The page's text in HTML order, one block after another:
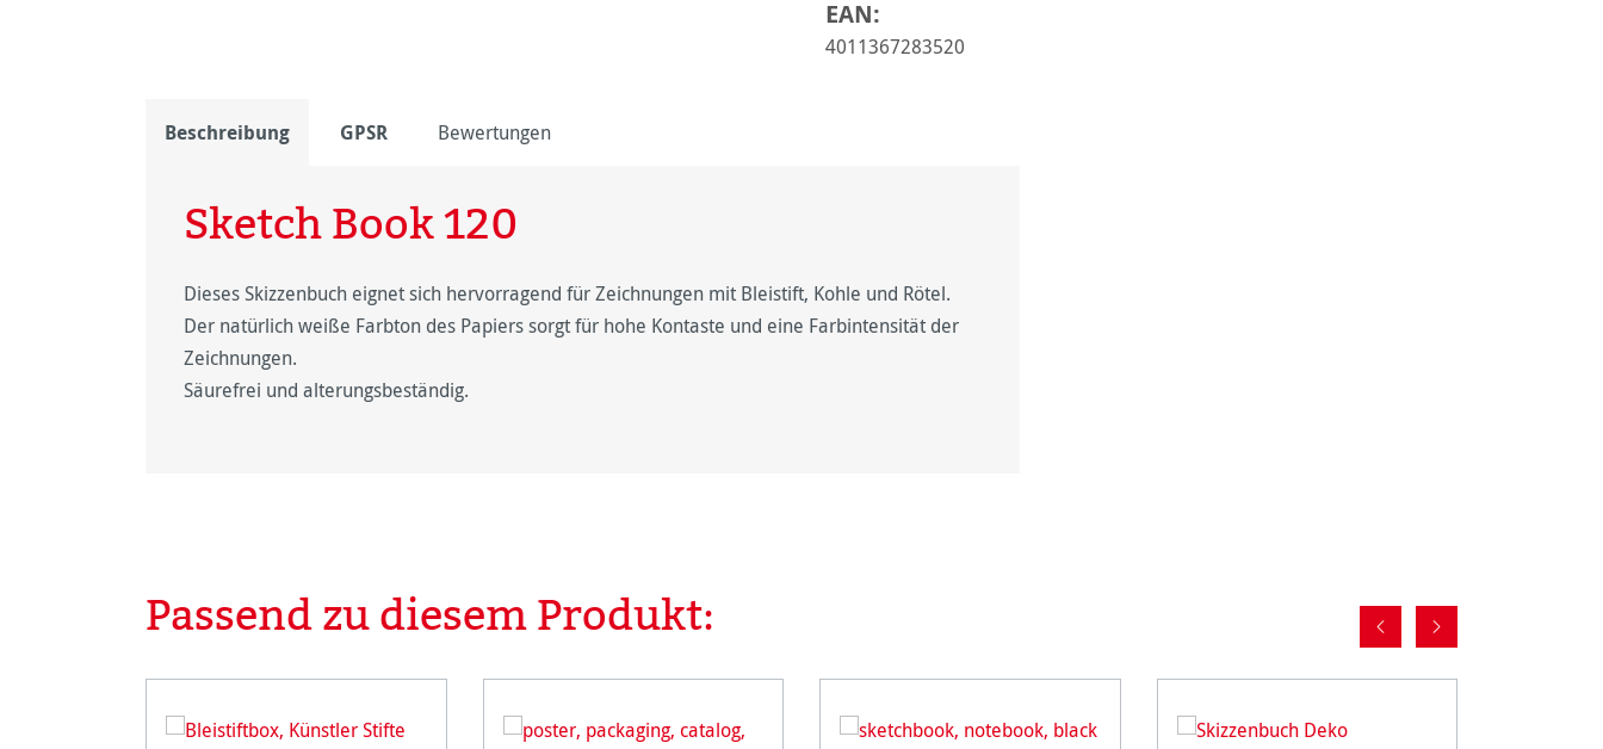
EAN:
4011367283520
Beschreibung GPSR Bewertungen
Sketch Book 120
Dieses Skizzenbuch eignet sich hervorragend für Zeichnungen mit Bleistift, Kohle und Rötel.
Der natürlich weiße Farbton des Papiers sorgt für hohe Kontaste und eine Farbintensität der
Zeichnungen.
Säurefrei und alterungsbeständig.
Produktgalerie überspringen
Passend zu diesem Produkt: